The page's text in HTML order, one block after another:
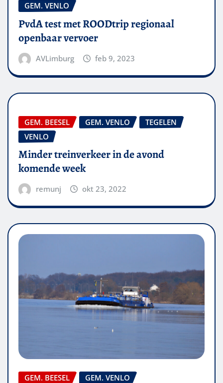
GEM. VENLO
PvdA test met ROODtrip regionaal
openbaar vervoer
AVLimburg feb 9, 2023
GEM. BEESEL GEM. VENLO
TEGELEN
VENLO
Minder treinverkeer in de avond
komende week
remunj okt 23, 2022
GEM. BEESEL GEM. VENLO